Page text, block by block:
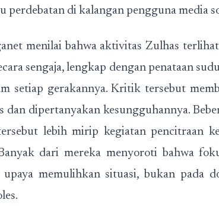
perdebatan di kalangan pengguna media
menilai bahwa aktivitas Zulhas
sengaja, lengkap dengan penataan
setiap gerakannya. Kritik tersebut
dan dipertanyakan kesungguhannya.
lebih mirip kegiatan pencitraan
dari mereka menyoroti bahwa
memulihkan situasi, bukan pada